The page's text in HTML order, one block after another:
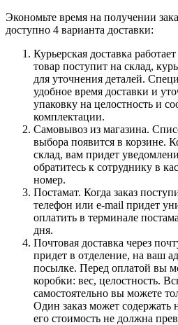
Экономьте время на получении
доступно 4 варианта доставки:
Курьерская доставка
товар поступит на склад,
для уточнения деталей.
удобное время доставки и
упаковку на целостность и
комплектации.
Самовывоз из магазина.
выбора появится в корзине.
склад, вам придет
обратитесь к сотруднику в
номер.
Постамат. Когда заказ
телефон или e-mail придет
оплатить в терминале
дня.
Почтовая доставка через
придет в отделение, на ваш
посылке. Перед оплатой вы
коробки: вес, целостность.
самостоятельно вы можете
Один заказ может содержать
его стоимость не должна